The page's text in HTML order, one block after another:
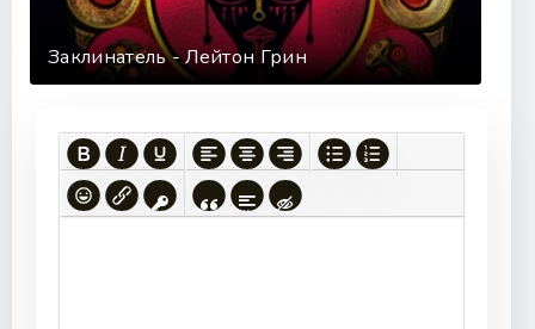
Заклинатель - Лейтон Грин